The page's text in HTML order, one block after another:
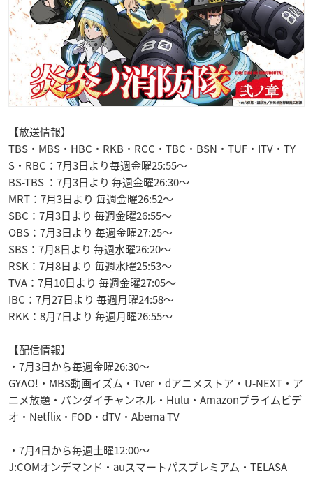
【放送情報】
TBS・MBS・HBC・RKB・RCC・TBC・BSN・TUF・ITV・TY
S・RBC：7月3日より毎週金曜25:55～
BS-TBS ：7月3日より 毎週金曜26:30～
MRT：7月3日より 毎週金曜26:52～
SBC：7月3日より 毎週金曜26:55～
OBS：7月3日より 毎週金曜27:25～
SBS：7月8日より 毎週水曜26:20～
RSK：7月8日より 毎週水曜25:53～
TVA：7月10日より 毎週金曜27:05～
IBC：7月27日より 毎週月曜24:58～
RKK：8月7日より 毎週月曜26:55～
【配信情報】
・7月3日から毎週金曜26:30〜
GYAO!・MBS動画イズム・Tver・dアニメストア・U-NEXT・ア
ニメ放題・バンダイチャンネル・Hulu・Amazonプライムビデ
オ・Netflix・FOD・dTV・Abema TV
・7月4日から毎週土曜12:00〜
J:COMオンデマンド・auスマートパスプレミアム・TELASA